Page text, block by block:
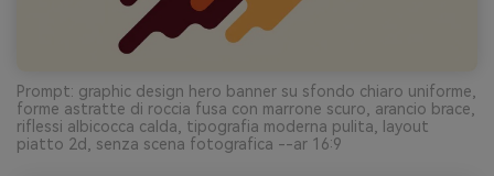
Prompt: graphic design hero banner su sfondo chiaro uniforme,
forme astratte di roccia fusa con marrone scuro, arancio brace,
riflessi albicocca calda, tipografia moderna pulita, layout
piatto 2d, senza scena fotografica --ar 16:9